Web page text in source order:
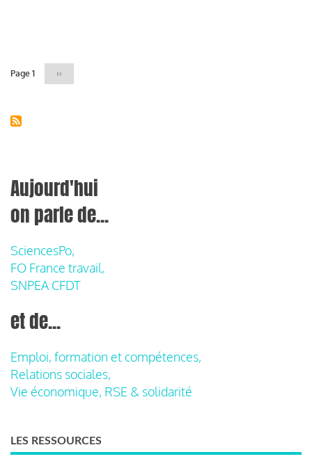
Page 1
Page
››
Aujourd'hui
on parle de...
SciencesPo,
FO France travail,
SNPEA CFDT
et de...
Emploi, formation et compétences,
Relations sociales,
Vie économique, RSE & solidarité
LES RESSOURCES